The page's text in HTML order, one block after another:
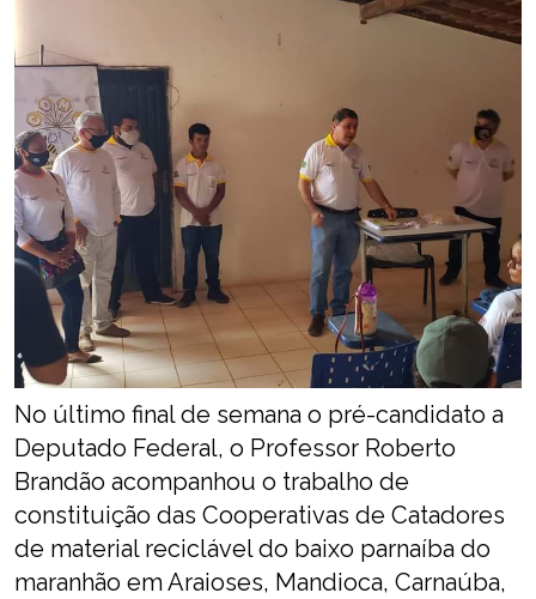
No último final de semana o pré-candidato a
Deputado Federal, o Professor Roberto
Brandão acompanhou o trabalho de
constituição das Cooperativas de Catadores
de material reciclável do baixo parnaíba do
maranhão em Araioses, Mandioca, Carnaúba,